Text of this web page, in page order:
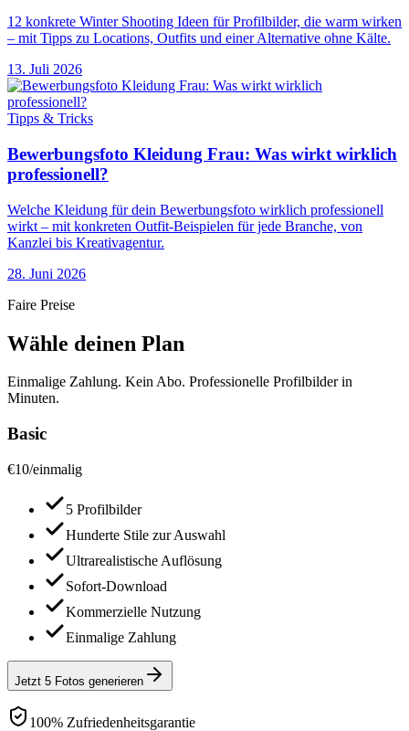
12 konkrete Winter Shooting Ideen für Profilbilder, die warm wirken
– mit Tipps zu Locations, Outfits und einer Alternative ohne Kälte.
13. Juli 2026
Tipps & Tricks
Bewerbungsfoto Kleidung Frau: Was wirkt wirklich
professionell?
Welche Kleidung für dein Bewerbungsfoto wirklich professionell
wirkt – mit konkreten Outfit-Beispielen für jede Branche, von
Kanzlei bis Kreativagentur.
28. Juni 2026
Faire Preise
Wähle deinen Plan
Einmalige Zahlung. Kein Abo. Professionelle Profilbilder in
Minuten.
Basic
€10/einmalig
5 Profilbilder
Hunderte Stile zur Auswahl
Ultrarealistische Auflösung
Sofort-Download
Kommerzielle Nutzung
Einmalige Zahlung
Jetzt 5 Fotos generieren
100% Zufriedenheitsgarantie